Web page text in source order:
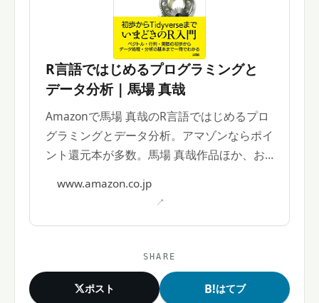
R言語ではじめるプログラミングと
データ分析 | 馬場 真哉
Amazonで馬場 真哉のR言語ではじめるプロ
グラミングとデータ分析。アマゾンならポイ
ント還元本が多数。馬場 真哉作品ほか、お
www.amazon.co.jp
SHARE
ポスト B!はてブ